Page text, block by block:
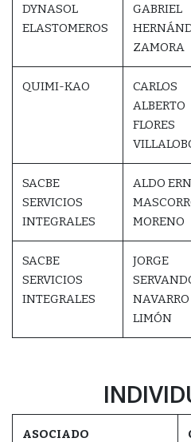
DYNASOL
ELASTOMEROS
GABRIEL
ZAMORA
QUIMI-KAO
CARLOS
ALBERTO
FLORES
SACBE
SERVICIOS
INTEGRALES
ALDO
MORENO
SACBE
SERVICIOS
INTEGRALES
JORGE
NAVARRO
LIMÓN
ASOCIADO